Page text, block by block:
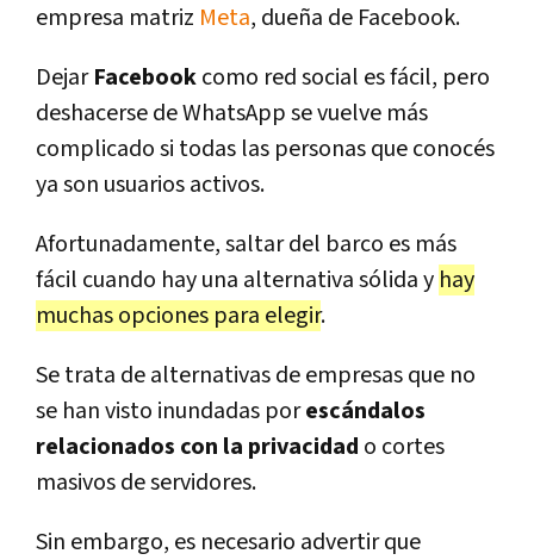
empresa matriz Meta, dueña de Facebook.
DejarFacebookcomo red social es fácil, pero
deshacerse de WhatsApp se vuelve más
complicado si todas las personas que conocés
ya son usuarios activos.
Afortunadamente, saltar del barco es más
fácil cuando hay una alternativa sólida y hay
muchas opciones para elegir.
Se trata de alternativas de empresas que no
se han visto inundadas porescándalos
relacionados con la privacidad o cortes
masivos de servidores.
Sin embargo, es necesario advertir que